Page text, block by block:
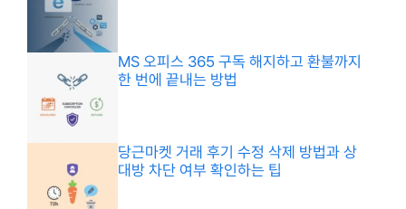
MS 오피스 365 구독 해지하고 환불까지
한 번에 끝내는 방법
당근마켓 거래 후기 수정 삭제 방법과 상
대방 차단 여부 확인하는 팁